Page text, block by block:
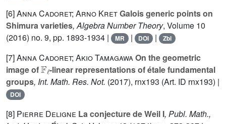
[6]Anna Cadoret; Arno KretGalois generic points on
Shimura varieties, Algebra Number Theory, Volume 10
(2016) no. 9, pp. 1893-1934 |
MR | DOI | Zbl
[7]Anna Cadoret; Akio TamagawaOn the geometric
image of
𝔽ℓ
-linear representations of étale fundamental
groups, Int. Math. Res. Not. (2017), rnx193 (Art. ID rnx193) |
DOI
[8] Pierre Deligne La conjecture de Weil I, Publ. Math.,